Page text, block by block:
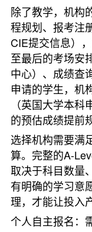
除了教学，机构
程规划、报考注
CIE提交信息）
至最后的考场安
中心）、成绩查
申请的学生，机
（英国大学本
的预估成绩提前
选择机构需要满
算。完整的A-
取决于科目数量
有明确的学习意
理，才能让投入
个人自主报名：